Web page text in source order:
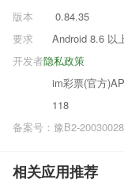
版本
0.84.35
要求
Android 8.6 以
隐私政策
开发者
im彩票(官方
118
备案号：豫B2-
相关应用推荐